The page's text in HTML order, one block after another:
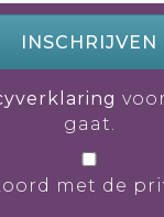
INSCHRIJVEN
gaat.
met de